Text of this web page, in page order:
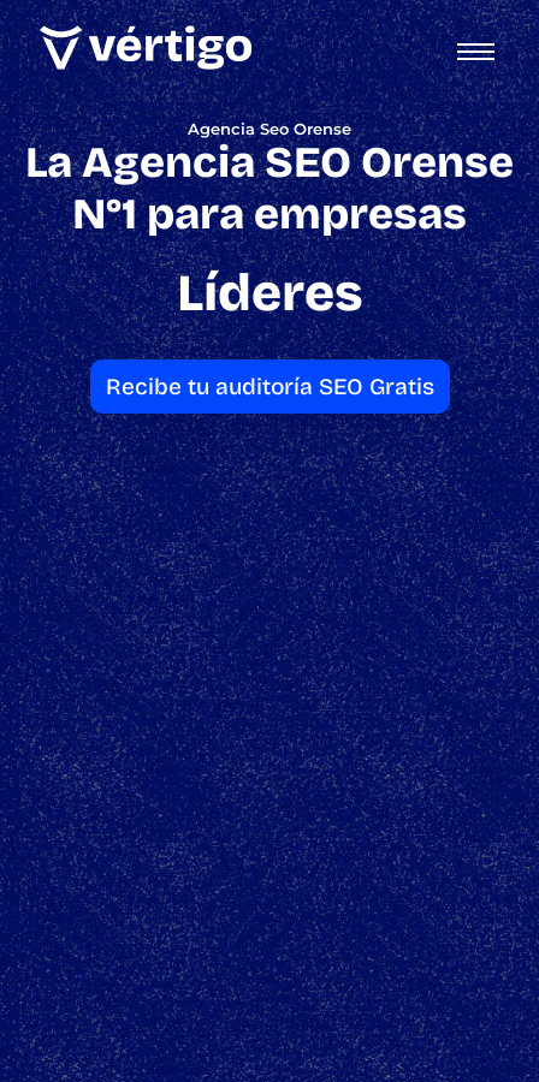
Agencia Seo Orense
La Agencia SEO Orense
N°1 para empresas
Líderes
Recibe tu auditoría SEO Gratis